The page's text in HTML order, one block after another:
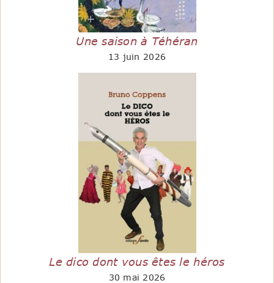
Une saison à Téhéran
13 juin 2026
Le dico dont vous êtes le héros
30 mai 2026